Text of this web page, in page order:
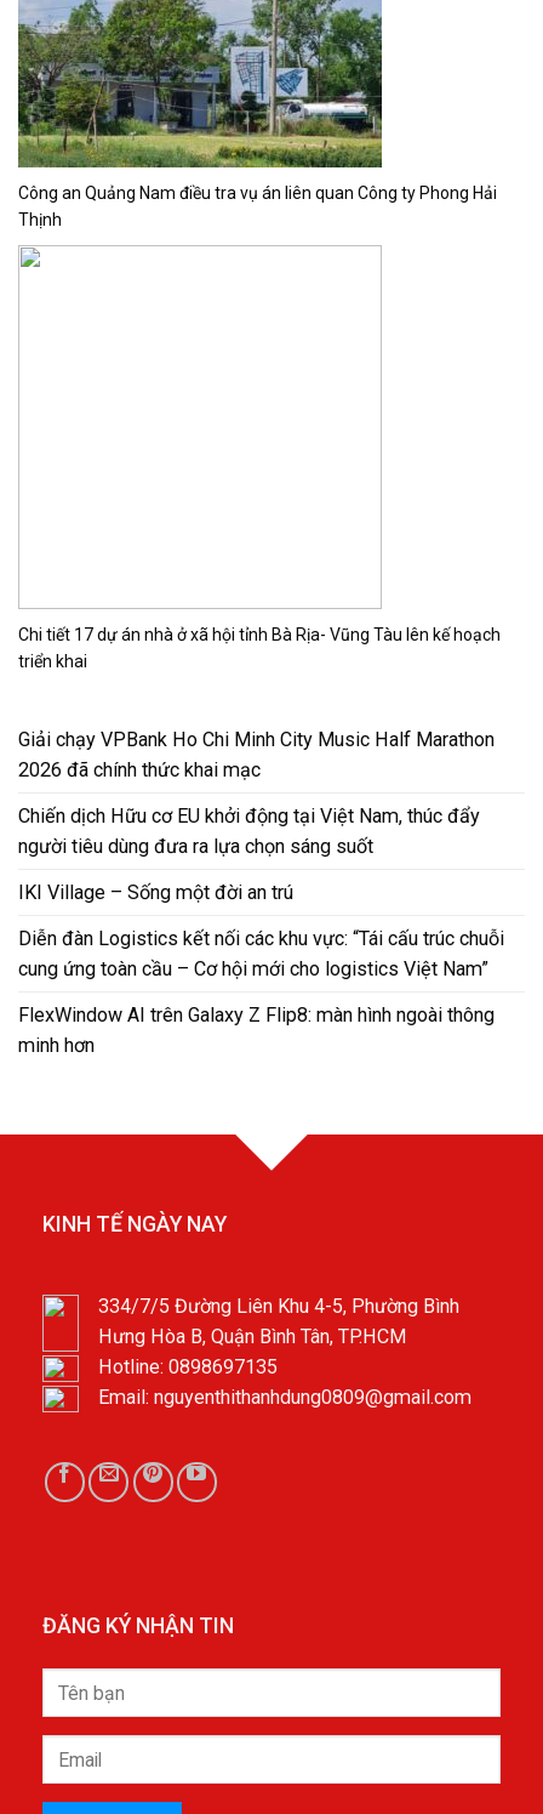
Công an Quảng Nam điều tra vụ án liên quan Công ty Phong Hải
Thịnh
Chi tiết 17 dự án nhà ở xã hội tỉnh Bà Rịa- Vũng Tàu lên kế hoạch
triển khai
Giải chạy VPBank Ho Chi Minh City Music Half Marathon
2026 đã chính thức khai mạc
Chiến dịch Hữu cơ EU khởi động tại Việt Nam, thúc đẩy
người tiêu dùng đưa ra lựa chọn sáng suốt
IKI Village – Sống một đời an trú
Diễn đàn Logistics kết nối các khu vực: “Tái cấu trúc chuỗi
cung ứng toàn cầu – Cơ hội mới cho logistics Việt Nam”
FlexWindow AI trên Galaxy Z Flip8: màn hình ngoài thông
minh hơn
KINH TẾ NGÀY NAY
334/7/5 Đường Liên Khu 4-5, Phường Bình
Hưng Hòa B, Quận Bình Tân, TP.HCM
Hotline: 0898697135
Email: nguyenthithanhdung0809@gmail.com
ĐĂNG KÝ NHẬN TIN